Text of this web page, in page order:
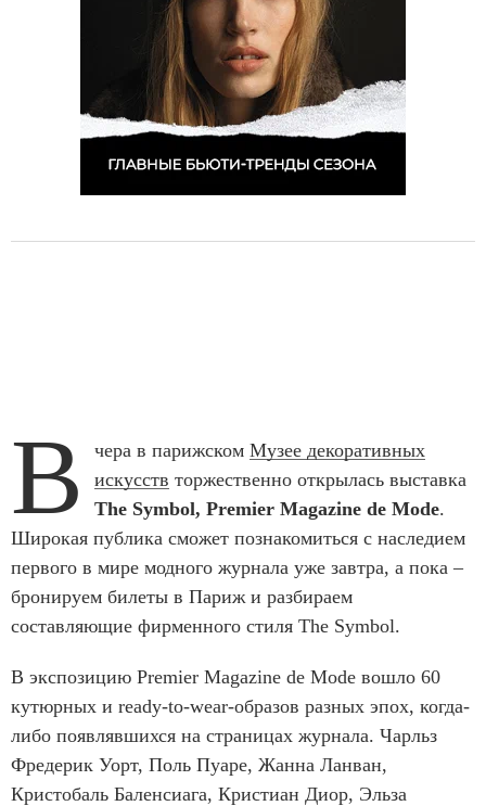
В чера в парижском Музее декоративных
искусств торжественно открылась выставка
The Symbol, Premier Magazine de Mode.
Широкая публика сможет познакомиться с наследием
первого в мире модного журнала уже завтра, а пока –
бронируем билеты в Париж и разбираем
составляющие фирменного стиля The Symbol.
В экспозицию Premier Magazine de Mode вошло 60
кутюрных и ready-to-wear-образов разных эпох, когда-
либо появлявшихся на страницах журнала. Чарльз
Фредерик Уорт, Поль Пуаре, Жанна Ланван,
Кристобаль Баленсиага, Кристиан Диор, Эльза